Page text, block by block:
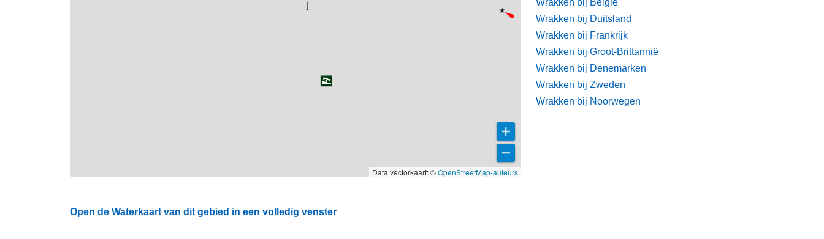
Data vectorkaart: ©OpenStreetMap-auteurs
Open de Waterkaart van dit gebied in een volledig venster
Wrakken bij België
Wrakken bij Duitsland
Wrakken bij Frankrijk
Wrakken bij Groot-Brittannië
Wrakken bij Denemarken
Wrakken bij Zweden
Wrakken bij Noorwegen